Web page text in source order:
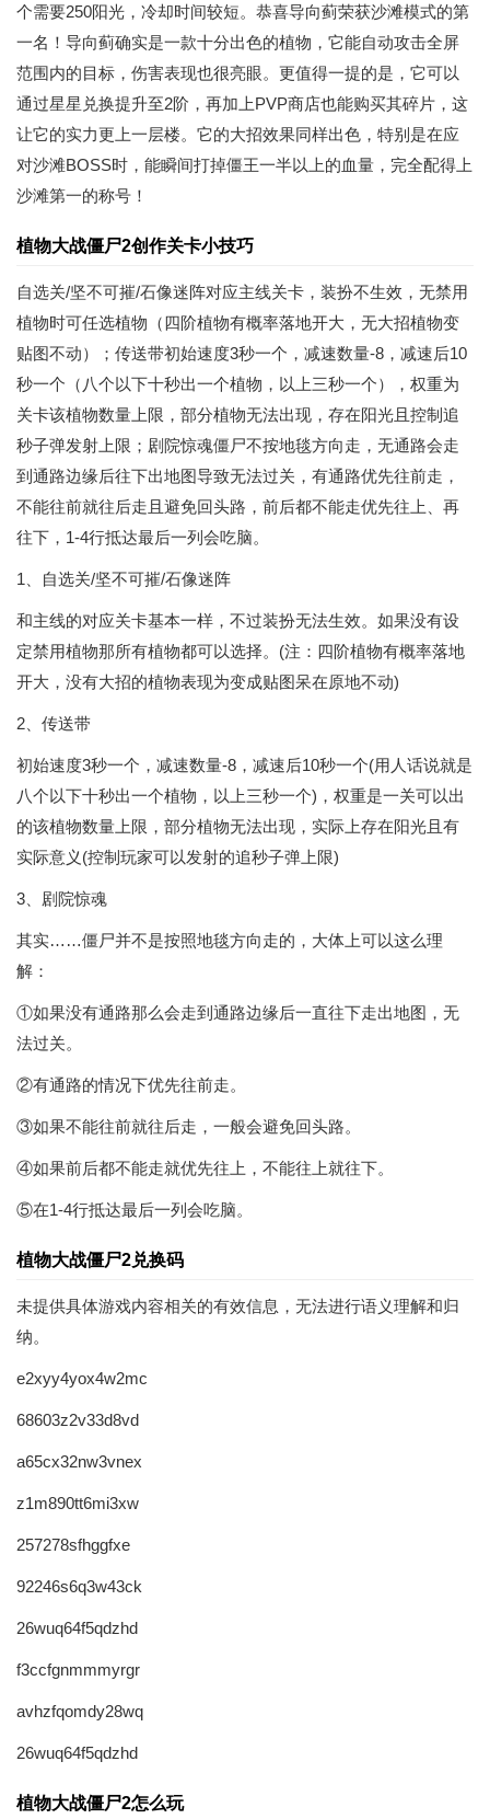
个需要250阳光，冷却时间较短。恭喜导向蓟荣获沙滩模式的第
一名！导向蓟确实是一款十分出色的植物，它能自动攻击全屏
范围内的目标，伤害表现也很亮眼。更值得一提的是，它可以
通过星星兑换提升至2阶，再加上PVP商店也能购买其碎片，这
让它的实力更上一层楼。它的大招效果同样出色，特别是在应
对沙滩BOSS时，能瞬间打掉僵王一半以上的血量，完全配得上
沙滩第一的称号！
植物大战僵尸2创作关卡小技巧
自选关/坚不可摧/石像迷阵对应主线关卡，装扮不生效，无禁用
植物时可任选植物（四阶植物有概率落地开大，无大招植物变
贴图不动）；传送带初始速度3秒一个，减速数量-8，减速后10
秒一个（八个以下十秒出一个植物，以上三秒一个），权重为
关卡该植物数量上限，部分植物无法出现，存在阳光且控制追
秒子弹发射上限；剧院惊魂僵尸不按地毯方向走，无通路会走
到通路边缘后往下出地图导致无法过关，有通路优先往前走，
不能往前就往后走且避免回头路，前后都不能走优先往上、再
往下，1-4行抵达最后一列会吃脑。
1、自选关/坚不可摧/石像迷阵
和主线的对应关卡基本一样，不过装扮无法生效。如果没有设
定禁用植物那所有植物都可以选择。(注：四阶植物有概率落地
开大，没有大招的植物表现为变成贴图呆在原地不动)
2、传送带
初始速度3秒一个，减速数量-8，减速后10秒一个(用人话说就是
八个以下十秒出一个植物，以上三秒一个)，权重是一关可以出
的该植物数量上限，部分植物无法出现，实际上存在阳光且有
实际意义(控制玩家可以发射的追秒子弹上限)
3、剧院惊魂
其实……僵尸并不是按照地毯方向走的，大体上可以这么理
解：
①如果没有通路那么会走到通路边缘后一直往下走出地图，无
法过关。
②有通路的情况下优先往前走。
③如果不能往前就往后走，一般会避免回头路。
④如果前后都不能走就优先往上，不能往上就往下。
⑤在1-4行抵达最后一列会吃脑。
植物大战僵尸2兑换码
未提供具体游戏内容相关的有效信息，无法进行语义理解和归
纳。
e2xyy4yox4w2mc
68603z2v33d8vd
a65cx32nw3vnex
z1m890tt6mi3xw
257278sfhggfxe
92246s6q3w43ck
26wuq64f5qdzhd
f3ccfgnmmmyrgr
avhzfqomdy28wq
26wuq64f5qdzhd
植物大战僵尸2怎么玩